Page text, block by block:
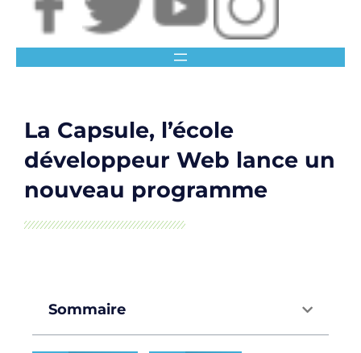
La Capsule, l’école
développeur Web lance un
nouveau programme
Sommaire